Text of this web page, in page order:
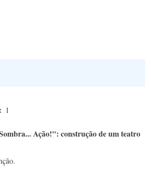
1
Ação!": construção de um teatro